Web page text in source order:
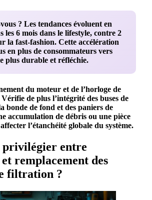
? Les tendances évoluent en
les 6 mois dans le lifestyle, contre 2
la fast-fashion. Cette accélération
en plus de consommateurs vers
plus durable et réfléchie.
du moteur et de l’horloge de
de plus l’intégrité des buses de
bonde de fond et des paniers de
accumulation de débris ou une pièce
l’étanchéité globale du système.
privilégier entre
remplacement des
filtration ?